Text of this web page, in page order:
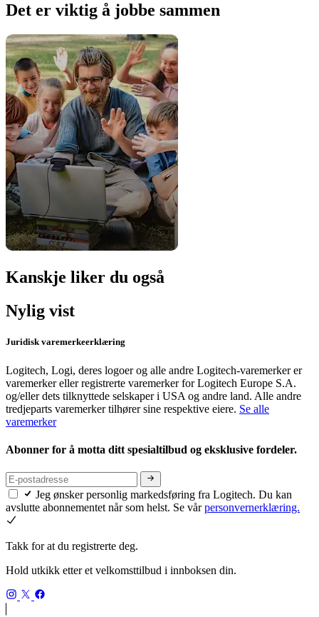
Det er viktig å jobbe sammen
Kanskje liker du også
Nylig vist
Juridisk varemerkeerklæring
Logitech, Logi, deres logoer og alle andre Logitech-varemerker er
varemerker eller registrerte varemerker for Logitech Europe S.A.
og/eller dets tilknyttede selskaper i USA og andre land. Alle andre
tredjeparts varemerker tilhører sine respektive eiere. Se alle
varemerker
Abonner for å motta ditt spesialtilbud og eksklusive fordeler.
Jeg ønsker personlig markedsføring fra Logitech. Du kan
avslutte abonnementet når som helst. Se vårpersonvernerklæring.
Takk for at du registrerte deg.
Hold utkikk etter et velkomsttilbud i innboksen din.